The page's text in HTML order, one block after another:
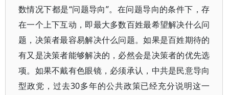
数情况下都是“问题导向”。在问题导向的条件下，存
在一个上下互动，即最大多数百姓最希望解决什么问
题，决策者最容易解决什么问题。如果是百姓期待的
有又是决策者能够解决的，必然会是决策者的优先选
项。如果不戴有色眼镜，必须承认，中共是民意导向
型政党，过去30多年的公共政策已经充分说明这一